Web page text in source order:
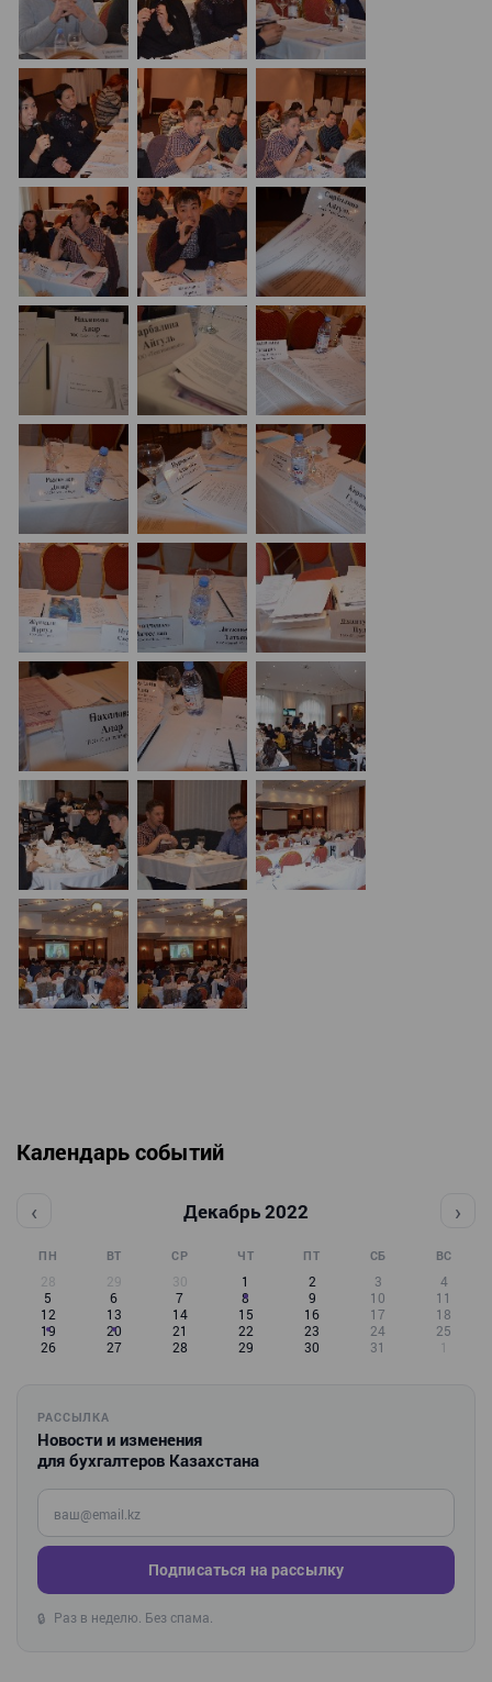
Календарь событий
‹ Декабрь 2022 ›
ПН ВТ СР ЧТ ПТ СБ ВС
28 29 30 1 2 3
4
5
6 7 8 9 10
11
12
13 14 15 16 17
18
19
20 21 22 23 24
25
26
27 28 29 30 31 1
РАССЫЛКА
Новости и изменения
для бухгалтеров Казахстана
Введите ваш e-mail
Подписаться на рассылку
🔒 Раз в неделю. Без спама.